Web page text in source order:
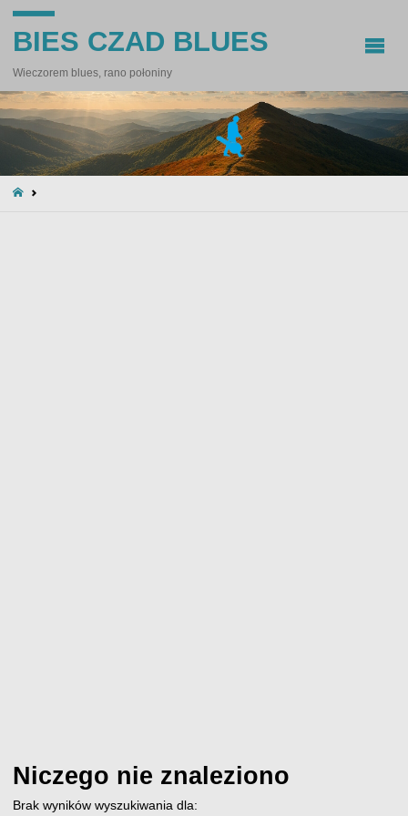
BIES CZAD BLUES
Wieczorem blues, rano połoniny
STRONA
Niczego nie znaleziono
Brak wyników wyszukiwania dla: